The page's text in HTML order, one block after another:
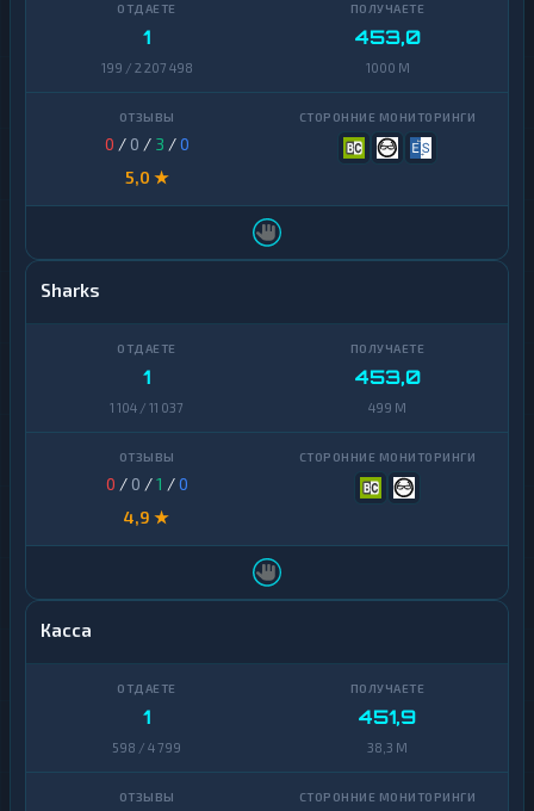
1
199 / 2 207 498
453,0
1000 M
0 / 0 / 3 /0
5,0 ★
Sharks
1
1 104 / 11 037
453,0
499 M
0 / 0 /1 /0
4,9 ★
Касса
1
598 / 4 799
451,9
38,3 M